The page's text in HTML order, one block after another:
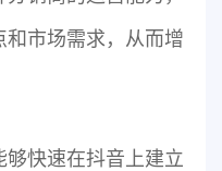
市场需求，从而增
快速在抖音上建立